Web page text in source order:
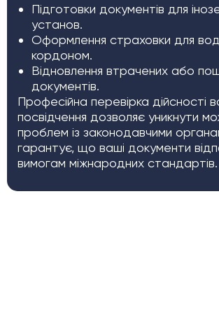
Підготовки документів для
установ.
Оформлення страховки для
кордоном.
Відновлення втрачених або
документів.
Професійна перевірка дійсності
посвідчення дозволяє уникнути
проблем із законодавчими
гарантує, що ваші документи
вимогам міжнародних стандартів.